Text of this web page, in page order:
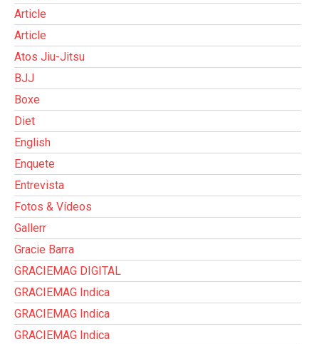
Article
Article
Atos Jiu-Jitsu
BJJ
Boxe
Diet
English
Enquete
Entrevista
Fotos & Vídeos
Gallerr
Gracie Barra
GRACIEMAG DIGITAL
GRACIEMAG Indica
GRACIEMAG Indica
GRACIEMAG Indica